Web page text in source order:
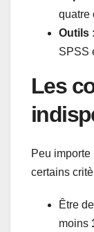
quatre
Outils :
SPSS
Les
Peu
certains
Être
moins